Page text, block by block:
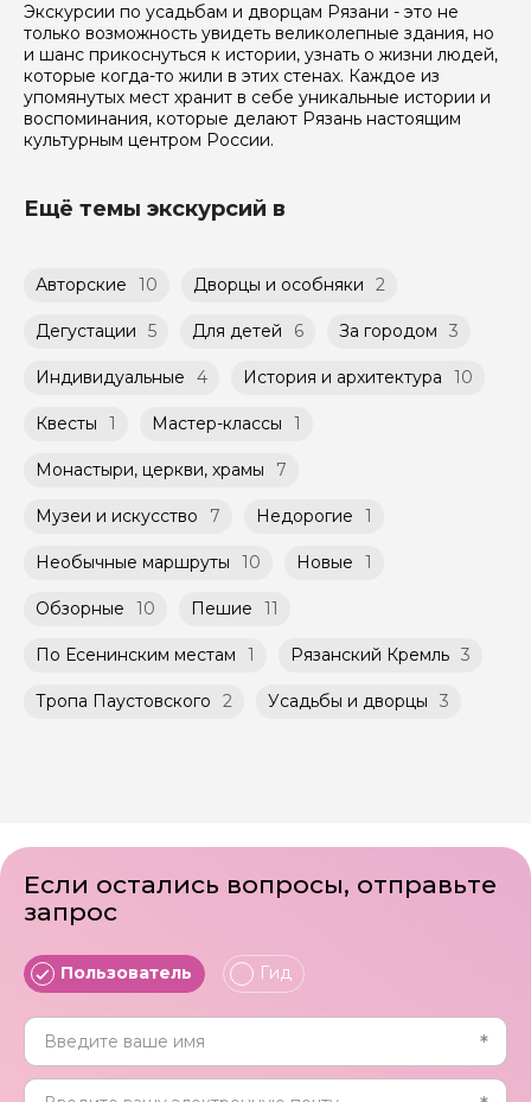
Экскурсии по усадьбам и дворцам Рязани - это не
только возможность увидеть великолепные здания, но
и шанс прикоснуться к истории, узнать о жизни людей,
которые когда-то жили в этих стенах. Каждое из
упомянутых мест хранит в себе уникальные истории и
воспоминания, которые делают Рязань настоящим
культурным центром России.
Ещё темы экскурсий в
Авторские 10 Дворцы и особняки 2
Дегустации 5 Для детей 6 За городом 3
Индивидуальные 4 История и архитектура 10
Квесты 1 Мастер-классы 1
Монастыри, церкви, храмы 7
Музеи и искусство 7 Недорогие 1
Необычные маршруты 10 Новые 1
Обзорные 10 Пешие 11
По Есенинским местам 1 Рязанский Кремль 3
Тропа Паустовского 2 Усадьбы и дворцы 3
Если остались вопросы, отправьте
запрос
Пользователь Гид